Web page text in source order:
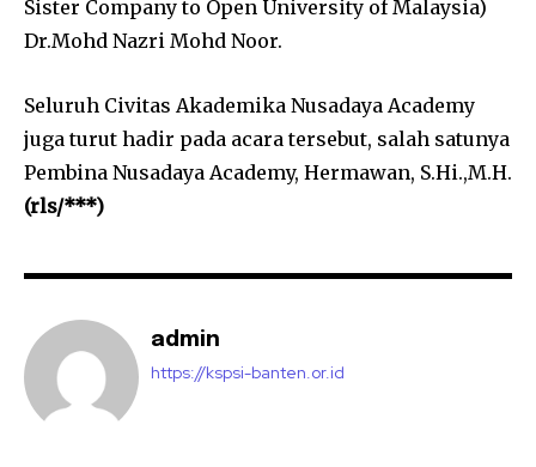
Sister Company to Open University of Malaysia)
Dr.Mohd Nazri Mohd Noor.
Seluruh Civitas Akademika Nusadaya Academy
juga turut hadir pada acara tersebut, salah satunya
Pembina Nusadaya Academy, Hermawan, S.Hi.,M.H.
(rls/***)
admin
https://kspsi-banten.or.id